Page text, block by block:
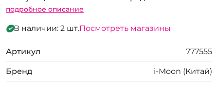
подробное описание
В наличии: 2 шт.Посмотреть магазины
Артикул 777555
Бренд i-Moon (Китай)